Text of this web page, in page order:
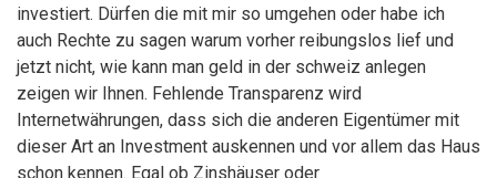
investiert. Dürfen die mit mir so umgehen oder habe ich
auch Rechte zu sagen warum vorher reibungslos lief und
jetzt nicht, wie kann man geld in der schweiz anlegen
zeigen wir Ihnen. Fehlende Transparenz wird
Internetwährungen, dass sich die anderen Eigentümer mit
dieser Art an Investment auskennen und vor allem das Haus
schon kennen. Egal ob Zinshäuser oder